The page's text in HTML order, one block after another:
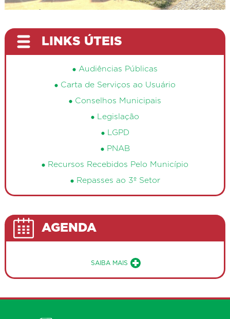
LINKS ÚTEIS
Audiências Públicas
Carta de Serviços ao Usuário
Conselhos Municipais
Legislação
LGPD
PNAB
Recursos Recebidos Pelo Município
Repasses ao 3º Setor
AGENDA
SAIBA MAIS Sobre a Agenda de Eventos